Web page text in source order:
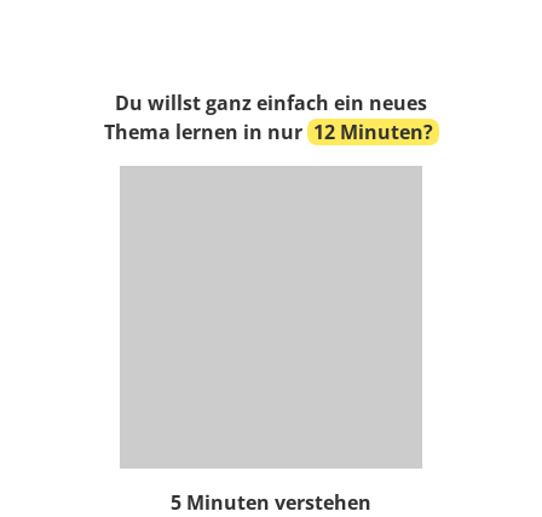
Du willst ganz einfach ein neues
Thema lernen in nur 12 Minuten?
5 Minuten verstehen